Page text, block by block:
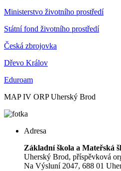
Ministerstvo životního prostředí
Státní fond životního prostředí
Česká zbrojovka
Dřevo Králov
Eduroam
MAP IV ORP Uherský Brod
Adresa
Základní škola a Mateřská
Uherský Brod, příspěvková
Na Výsluní 2047, 688 01